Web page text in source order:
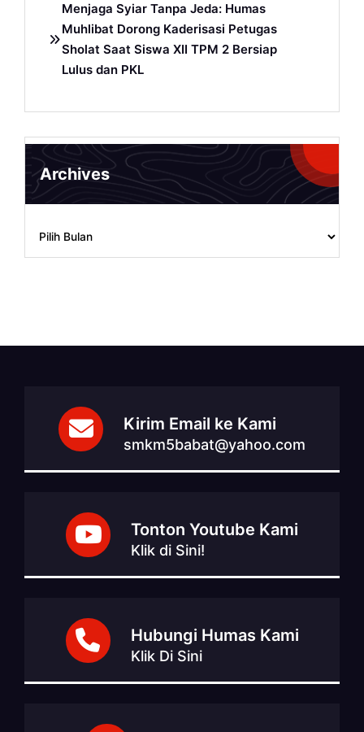
Menjaga Syiar Tanpa Jeda: Humas
Muhlibat Dorong Kaderisasi Petugas
Sholat Saat Siswa XII TPM 2 Bersiap
Lulus dan PKL
Archives
Kirim Email ke Kami
smkm5babat@yahoo.com
Tonton Youtube Kami
Klik di Sini!
Hubungi Humas Kami
Klik Di Sini